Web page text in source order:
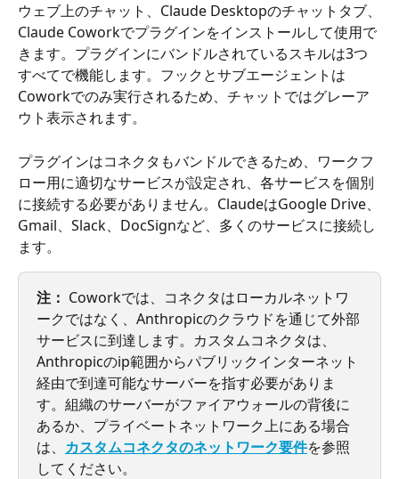
ウェブ上のチャット、Claude Desktopのチャットタブ、
Claude Coworkでプラグインをインストールして使用で
きます。プラグインにバンドルされているスキルは3つ
すべてで機能します。フックとサブエージェントは
Coworkでのみ実行されるため、チャットではグレーア
ウト表示されます。
プラグインはコネクタもバンドルできるため、ワークフ
ロー用に適切なサービスが設定され、各サービスを個別
に接続する必要がありません。ClaudeはGoogle Drive、
Gmail、Slack、DocSignなど、多くのサービスに接続し
ます。
注： Coworkでは、コネクタはローカルネットワ
ークではなく、Anthropicのクラウドを通じて外部
サービスに到達します。カスタムコネクタは、
Anthropicのip範囲からパブリックインターネット
経由で到達可能なサーバーを指す必要がありま
す。組織のサーバーがファイアウォールの背後に
あるか、プライベートネットワーク上にある場合
は、 カスタムコネクタのネットワーク要件を参照
してください。